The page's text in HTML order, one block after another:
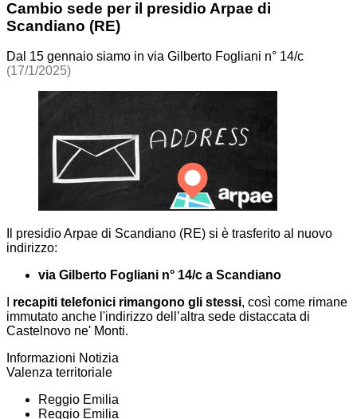
Cambio sede per il presidio Arpae di
Scandiano (RE)
Dal 15 gennaio siamo in via Gilberto Fogliani n° 14/c
(17/1/2025)
Il presidio Arpae di Scandiano (RE) si è trasferito al nuovo
indirizzo:
via Gilberto Fogliani n° 14/c a Scandiano
recapiti telefonici rimangono gli stessi, così come rimane
immutato anche l'indirizzo dell’altra sede distaccata di
Castelnovo ne' Monti.
Informazioni Notizia
Valenza territoriale
Reggio Emilia
Reggio Emilia